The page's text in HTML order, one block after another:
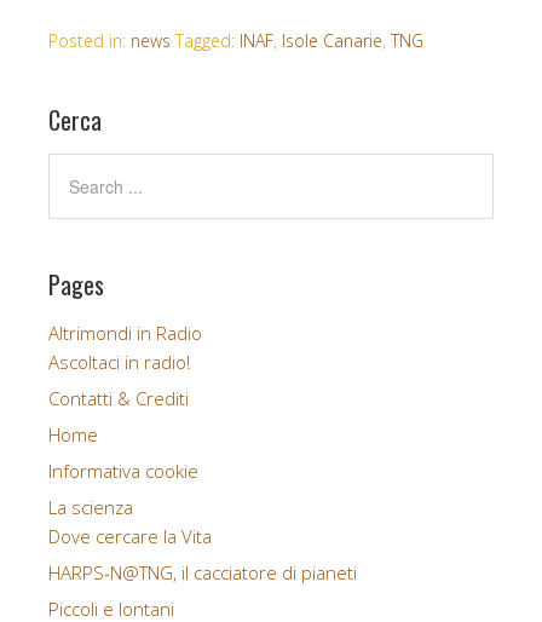
e
k
t
Posted in: news Tagged: INAF, Isole Canarie,TNG
Cerca
Pages
Altrimondi in Radio
Ascoltaci in radio!
Contatti & Crediti
Home
Informativa cookie
La scienza
Dove cercare la Vita
HARPS-N@TNG, il cacciatore di pianeti
Piccoli e lontani